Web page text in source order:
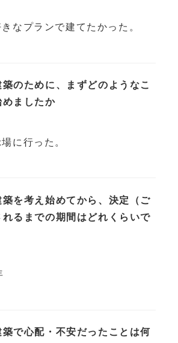
なプランで建てたかった。
のために、まずどのようなこ
めましたか
に行った。
築を考え始めてから、決定（ご
れるまでの期間はどれくらいで
築で心配・不安だったことは何